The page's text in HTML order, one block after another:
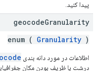
پیدا کنید.
geocodeGranularity
enum ( Granularity )
اطلاعات در مورد دانه بندی
درشت یا ظریف بودن مکان